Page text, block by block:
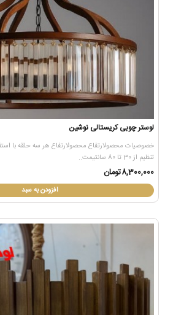
لوستر چوبی کریستالی نوشین
خصوصیات محصولارتفاع محصولارتفاع هر سه حلقه با
تنظیم از 30 تا 80 سانتیمت..
8,300,000تومان
افزودن به سبد